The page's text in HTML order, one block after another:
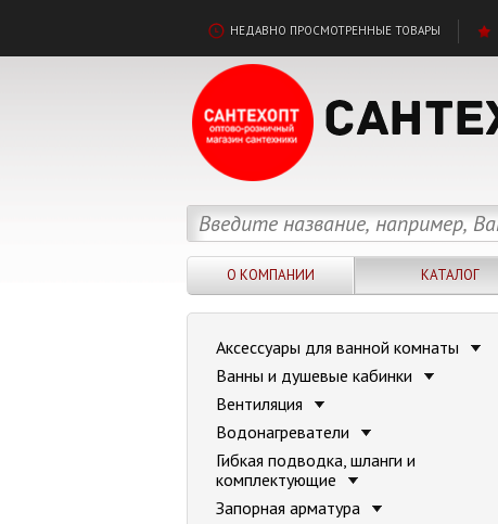
НЕДАВНО ПРОСМОТРЕННЫЕ ТОВАРЫ
О КОМПАНИИ КАТАЛОГ
Аксессуары для ванной комнаты
Ванны и душевые кабинки
Вентиляция
Водонагреватели
Гибкая подводка, шланги и
комплектующие
Запорная арматура